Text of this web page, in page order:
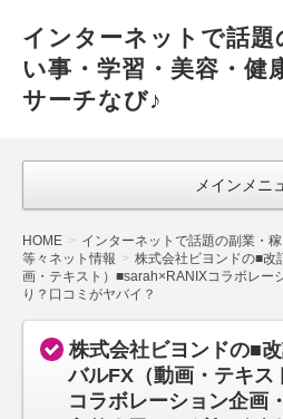
インターネットで話題
い事・学習・美容・健
サーチなび♪
メインメニ
HOME
インターネットで話題の副業・
等々ネット情報
株式会社ビヨンドの■改
画・テキスト）■sarah×RANIXコラボレー
り？口コミがヤバイ？
株式会社ビヨンドの■
バルFX（動画・テキ
コラボレーション企画